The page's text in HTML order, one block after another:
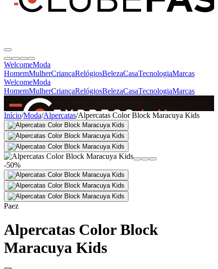
WelcomeModa
HomemMulherCriançaRelógiosBelezaCasaTecnologiaMarcas
WelcomeModa
HomemMulherCriançaRelógiosBelezaCasaTecnologiaMarcas
SINCE 2005
+de 36.000 reviews
Início/Moda/Alpercatas/Alpercatas Color Block Maracuya Kids
-50%
Paez
Alpercatas Color Block
Maracuya Kids